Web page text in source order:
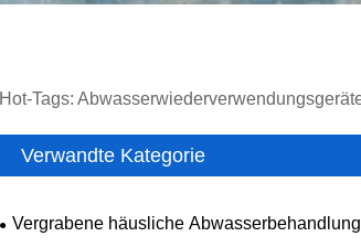
Hot-Tags:
Verwandte Kategorie
Vergrabene häusliche